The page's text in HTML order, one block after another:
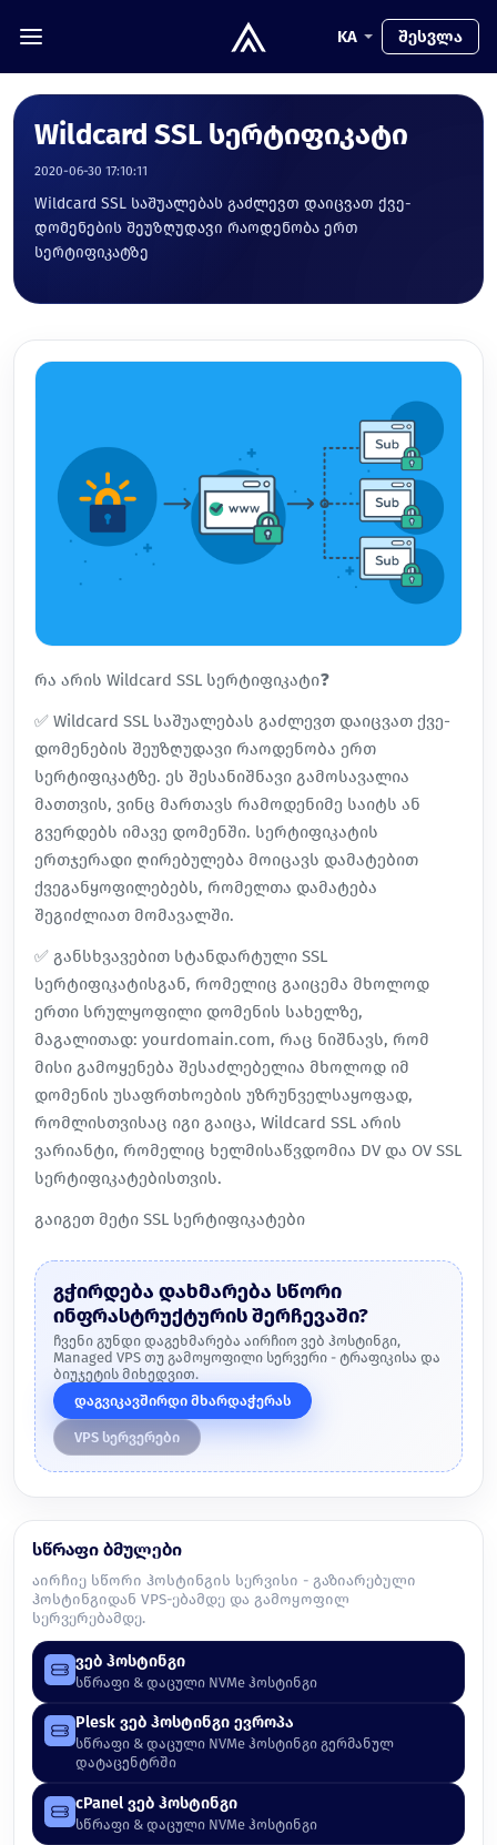
KA შესვლა
Wildcard SSL სერტიფიკატი
2020-06-30 17:10:11
Wildcard SSL საშუალებას გაძლევთ დაიცვათ ქვე-
დომენების შეუზღუდავი რაოდენობა ერთ
სერტიფიკატზე
რა არის Wildcard SSL სერტიფიკატი❓
✅ Wildcard SSL საშუალებას გაძლევთ დაიცვათ ქვე-
დომენების შეუზღუდავი რაოდენობა ერთ
სერტიფიკატზე. ეს შესანიშნავი გამოსავალია
მათთვის, ვინც მართავს რამოდენიმე საიტს ან
გვერდებს იმავე დომენში. სერტიფიკატის
ერთჯერადი ღირებულება მოიცავს დამატებით
ქვეგანყოფილებებს, რომელთა დამატება
შეგიძლიათ მომავალში.
✅ განსხვავებით სტანდარტული SSL
სერტიფიკატისგან, რომელიც გაიცემა მხოლოდ
ერთი სრულყოფილი დომენის სახელზე,
მაგალითად: yourdomain.com, რაც ნიშნავს, რომ
მისი გამოყენება შესაძლებელია მხოლოდ იმ
დომენის უსაფრთხოების უზრუნველსაყოფად,
რომლისთვისაც იგი გაიცა, Wildcard SSL არის
ვარიანტი, რომელიც ხელმისაწვდომია DV და OV SSL
სერტიფიკატებისთვის.
გაიგეთ მეტი SSL სერტიფიკატები
გჭირდება დახმარება სწორი
ინფრასტრუქტურის შერჩევაში?
ჩვენი გუნდი დაგეხმარება აირჩიო ვებ ჰოსტინგი,
Managed VPS თუ გამოყოფილი სერვერი - ტრაფიკისა და
ბიუჯეტის მიხედვით.
დაგვიკავშირდი მხარდაჭერას
VPS სერვერები
სწრაფი ბმულები
აირჩიე სწორი ჰოსტინგის სერვისი - გაზიარებული
ჰოსტინგიდან VPS-ებამდე და გამოყოფილ
სერვერებამდე.
ვებ ჰოსტინგი
სწრაფი & დაცული NVMe ჰოსტინგი
Plesk ვებ ჰოსტინგი ევროპა
სწრაფი & დაცული NVMe ჰოსტინგი გერმანულ
დატაცენტრში
cPanel ვებ ჰოსტინგი
სწრაფი & დაცული NVMe ჰოსტინგი